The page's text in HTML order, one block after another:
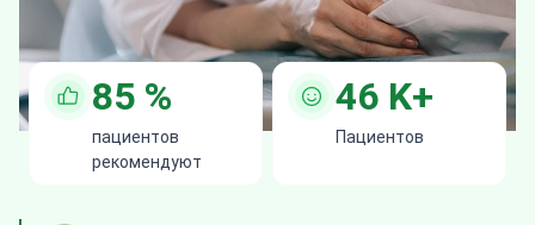
85 %
пациентов
рекомендуют
46 K+
Пациентов